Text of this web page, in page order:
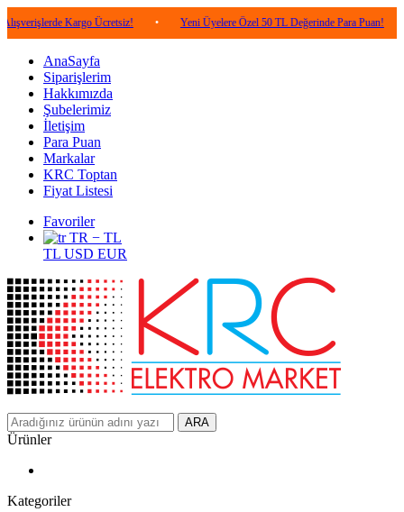
Kargo Ücretsiz! • Yeni Üyelere Özel 50 TL Değerinde Para Puan! •
AnaSayfa
Siparişlerim
Hakkımızda
Şubelerimiz
İletişim
Para Puan
Markalar
KRC Toptan
Fiyat Listesi
Favoriler
TR − TL
TL USD EUR
ARA
Ürünler
Kategoriler